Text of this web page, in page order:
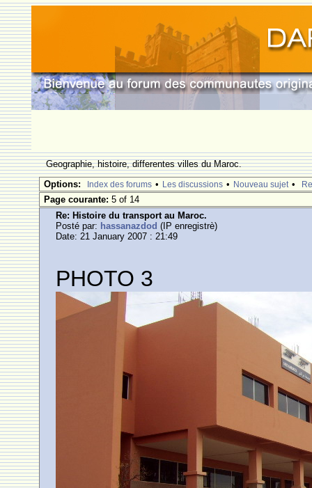
Geographie, histoire, differentes villes du Maroc.
Options:
Index des forums • Les discussions • Nouveau sujet •
Page courante:5 of 14
Re: Histoire du transport au Maroc.
Posté par: hassanazdod (IP enregistrè)
Date: 21 January 2007 : 21:49
PHOTO 3